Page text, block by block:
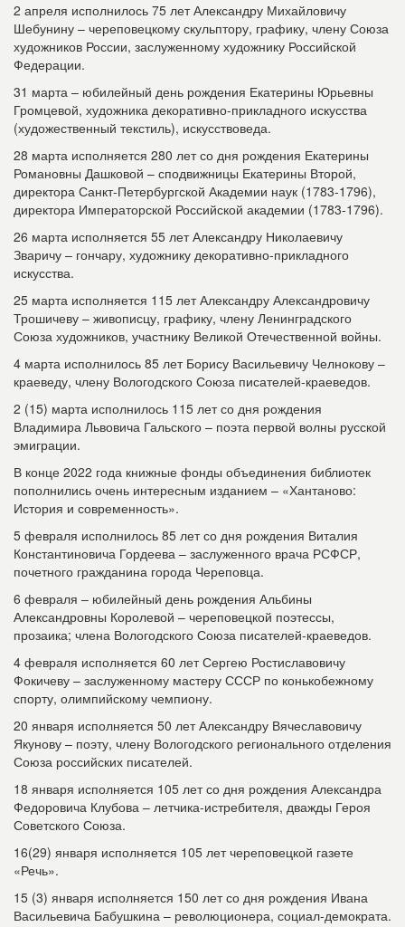
2 апреля исполнилось 75 лет Александру Михайловичу
Шебунину – череповецкому скульптору, графику, члену Союза
художников России, заслуженному художнику Российской
Федерации.
31 марта – юбилейный день рождения Екатерины Юрьевны
Громцевой, художника декоративно-прикладного искусства
(художественный текстиль), искусствоведа.
28 марта исполняется 280 лет со дня рождения Екатерины
Романовны Дашковой – сподвижницы Екатерины Второй,
директора Санкт-Петербургской Академии наук (1783-1796),
директора Императорской Российской академии (1783-1796).
26 марта исполняется 55 лет Александру Николаевичу
Зваричу – гончару, художнику декоративно-прикладного
искусства.
25 марта исполняется 115 лет Александру Александровичу
Трошичеву – живописцу, графику, члену Ленинградского
Союза художников, участнику Великой Отечественной войны.
4 марта исполнилось 85 лет Борису Васильевичу Челнокову –
краеведу, члену Вологодского Союза писателей-краеведов.
2 (15) марта исполнилось 115 лет со дня рождения
Владимира Львовича Гальского – поэта первой волны русской
эмиграции.
В конце 2022 года книжные фонды объединения библиотек
пополнились очень интересным изданием – «Хантаново:
История и современность».
5 февраля исполнилось 85 лет со дня рождения Виталия
Константиновича Гордеева – заслуженного врача РСФСР,
почетного гражданина города Череповца.
6 февраля – юбилейный день рождения Альбины
Александровны Королевой – череповецкой поэтессы,
прозаика; члена Вологодского Союза писателей-краеведов.
4 февраля исполняется 60 лет Сергею Ростиславовичу
Фокичеву – заслуженному мастеру СССР по конькобежному
спорту, олимпийскому чемпиону.
20 января исполняется 50 лет Александру Вячеславовичу
Якунову – поэту, члену Вологодского регионального отделения
Союза российских писателей.
18 января исполняется 105 лет со дня рождения Александра
Федоровича Клубова – летчика-истребителя, дважды Героя
Советского Союза.
16(29) января исполняется 105 лет череповецкой газете
«Речь».
15 (3) января исполняется 150 лет со дня рождения Ивана
Васильевича Бабушкина – революционера, социал-демократа.